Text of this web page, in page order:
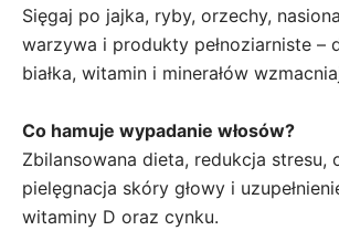
Sięgaj po jajka, ryby, orzechy,
warzywa i produkty pełnoziarniste –
białka, witamin i minerałów
Co hamuje wypadanie włosów?
Zbilansowana dieta, redukcja stresu,
pielęgnacja skóry głowy i
witaminy D oraz cynku.